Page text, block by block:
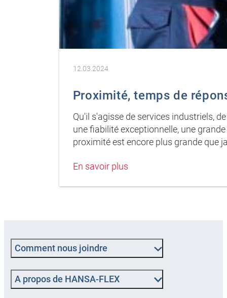
12.03.2024
Proximité, temps de
Qu'il s'agisse de services industriels,
une fiabilité exceptionnelle, une
proximité est encore plus grande que
En savoir plus
Comment nous joindre
A propos de HANSA-FLEX